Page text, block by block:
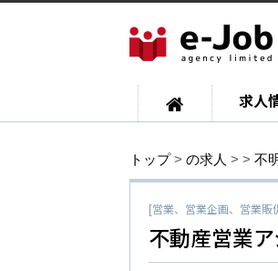
求人
トップ> の求人 > > 不
[営業、営業企画、営業
不動産営業